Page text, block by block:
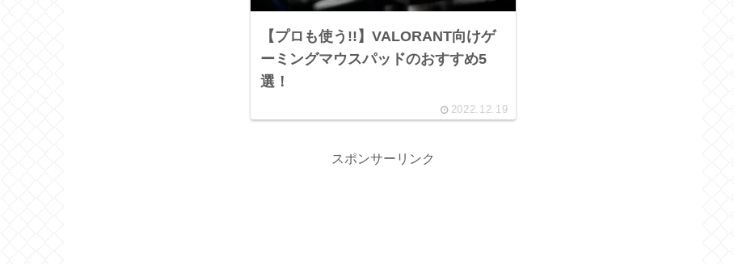
【プロも使う!!】VALORANT向けゲ
ーミングマウスパッドのおすすめ5
選！
2022.12.19
スポンサーリンク